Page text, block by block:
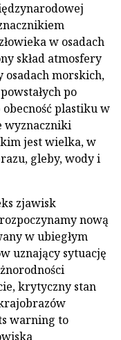
w osadach
skład atmosfery
osadach morskich,
po
plastiku w
wyznaczniki
jest wielka, w
gleby, wody i
zjawisk
nową
w ubiegłym
uznający sytuację
krytyczny stan
warning to